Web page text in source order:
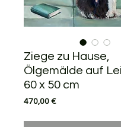
Ziege zu Hause,
Ölgemälde auf
60 x 50 cm
470,00 €Preis